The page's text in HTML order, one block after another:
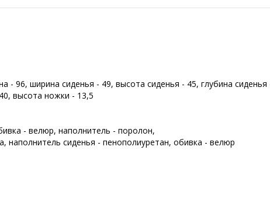
- 96, ширина сиденья - 49, высота сиденья - 45, глубина сиденья
высота ножки - 13,5
- велюр, наполнитель - поролон,
наполнитель сиденья - пенополиуретан, обивка - велюр